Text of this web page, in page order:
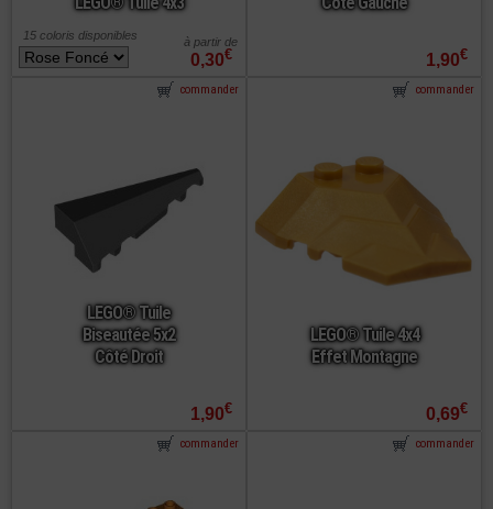
0,30€
à partir de
15 coloris disponibles
1,90€
LEGO® Tuile
Biseautée 5x2
Côté Droit
1,90€
commander
LEGO® Tuile 4x4
Effet Montagne
0,69€
commander
commander commander